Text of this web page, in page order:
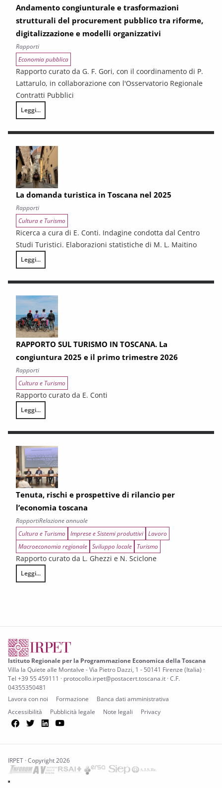
Andamento congiunturale e trasformazioni
strutturali del procurement pubblico tra riforme,
digitalizzazione e modelli organizzativi
Rapporti
Economia pubblica
Rapporto curato da G. F. Gori, con il coordinamento di P.
Lattarulo, in collaborazione con l'Osservatorio Regionale
Contratti Pubblici
Leggi...
I CONTRATTI PUBBLICI AL TERMINE DEL PNRR – Andamento
La domanda turistica in Toscana nel 2025
Rapporti
Cultura e Turismo
Ricerca a cura di E. Conti. Indagine condotta dal Centro
Studi Turistici. Elaborazioni statistiche di M. L. Maitino
Leggi...
La domanda turistica in Toscana nel 2025
RAPPORTO SUL TURISMO IN TOSCANA. La
congiuntura 2025 e il primo trimestre 2026
Rapporti
Cultura e Turismo
Rapporto curato da E. Conti
Leggi...
RAPPORTO SUL TURISMO IN TOSCANA. La congiuntura 2025 e il
Tenuta, rischi e prospettive di rilancio per
l’economia toscana
RapportiRelazione annuale
Cultura e Turismo Imprese e Sistemi produttivi Lavoro
Macroeconomia regionale Sviluppo locale Turismo
Rapporto curato da L. Ghezzi e N. Sciclone
Leggi...
Tenuta, rischi e prospettive di rilancio per l’economia toscana
Istituto Regionale per la Programmazione Economica della Toscana
Villa la Quiete alle Montalve - Via Pietro Dazzi, 1 - 50141 Firenze (Italia) ·
Tel +39 55 459111 · protocollo.irpet@postacert.toscana.it · C.F.
04355350481
Lavora con noi
Formazione
Banca dati amministrativa
Accessibilità
Pubblicità legale Note legali Privacy
Facebook
TwitterLinkedIn
IRPET · Copyright 2026